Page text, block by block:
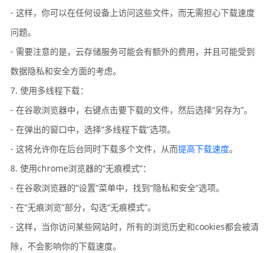
- 这样，你可以在任何设备上访问这些文件，而无需担心下载速度
问题。
- 需要注意的是，云存储服务可能会有额外的费用，并且可能受到
数据隐私和安全方面的考虑。
7. 使用多线程下载：
- 在谷歌浏览器中，右键点击要下载的文件，然后选择“另存为”。
- 在弹出的窗口中，选择“多线程下载”选项。
- 这将允许你在后台同时下载多个文件，从而提高下载速度。
8. 使用chrome浏览器的“无痕模式”：
- 在谷歌浏览器的“设置”菜单中，找到“隐私和安全”选项。
- 在“无痕浏览”部分，勾选“无痕模式”。
- 这样，当你访问某些网站时，所有的浏览历史和cookies都会被清
除，不会影响你的下载速度。